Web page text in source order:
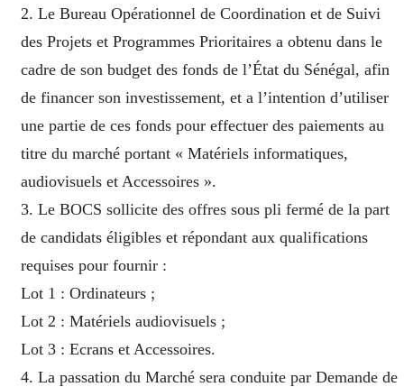
2. Le Bureau Opérationnel de Coordination et de Suivi
des Projets et Programmes Prioritaires a obtenu dans le
cadre de son budget des fonds de l’État du Sénégal, afin
de financer son investissement, et a l’intention d’utiliser
une partie de ces fonds pour effectuer des paiements au
titre du marché portant « Matériels informatiques,
audiovisuels et Accessoires ».
3. Le BOCS sollicite des offres sous pli fermé de la part
de candidats éligibles et répondant aux qualifications
requises pour fournir :
Lot 1 : Ordinateurs ;
Lot 2 : Matériels audiovisuels ;
Lot 3 : Ecrans et Accessoires.
4. La passation du Marché sera conduite par Demande de